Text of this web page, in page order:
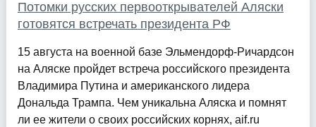
Потомки русских первооткрывателей Аляски
готовятся встречать президента РФ
15 августа на военной базе Эльмендорф-Ричардсон
на Аляске пройдет встреча российского президента
Владимира Путина и американского лидера
Дональда Трампа. Чем уникальна Аляска и помнят
ли ее жители о своих российских корнях, aif.ru